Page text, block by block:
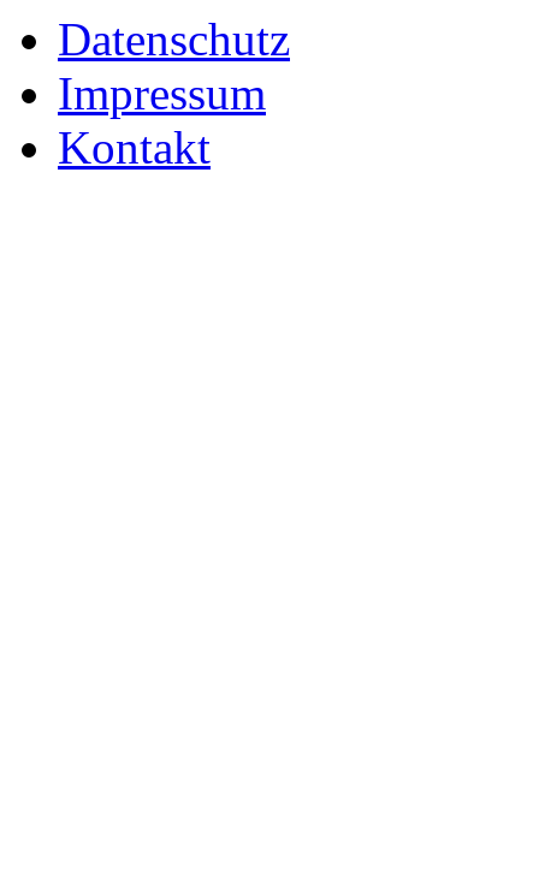
Datenschutz
Impressum
Kontakt